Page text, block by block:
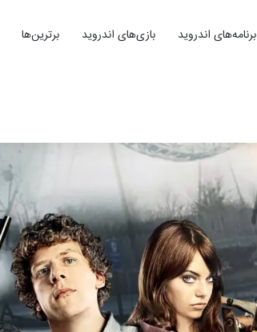
برنامه‌های اندروید بازی‌های اندروید برترین‌ها